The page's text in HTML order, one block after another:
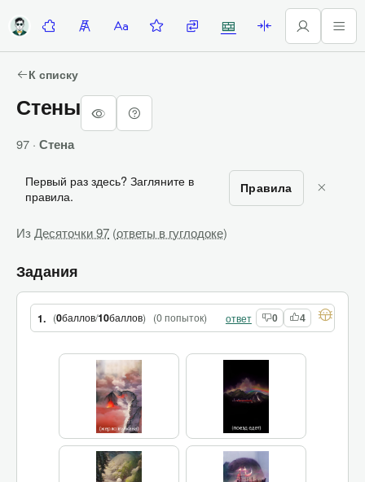
ДесяточкиЛесенкаАлфавиткаЗадание недели
ЗаменыСтеныПалиндромы
К списку
Стены
97 · Стена
Первый раз здесь? Загляните в
правила.
Правила
ИзДесяточки 97 (ответы в гуглодоке)
Задания
1. (0баллов/10баллов) (0 попыток) ответ 0 4